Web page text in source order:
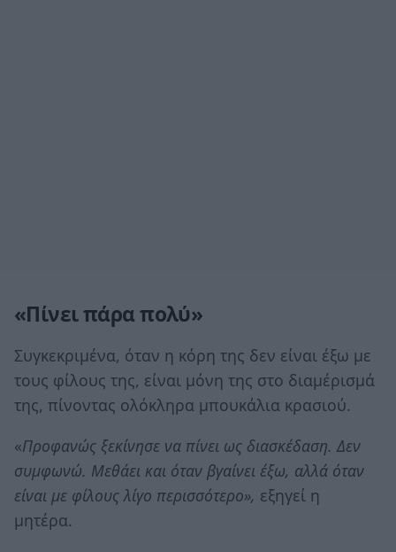
«Πίνει πάρα πολύ»
Συγκεκριμένα, όταν η κόρη της δεν είναι έξω με
τους φίλους της, είναι μόνη της στο διαμέρισμά
της, πίνοντας ολόκληρα μπουκάλια κρασιού.
«Προφανώς ξεκίνησε να πίνει ως διασκέδαση. Δεν
συμφωνώ. Μεθάει και όταν βγαίνει έξω, αλλά όταν
είναι με φίλους λίγο περισσότερο», εξηγεί η
μητέρα.